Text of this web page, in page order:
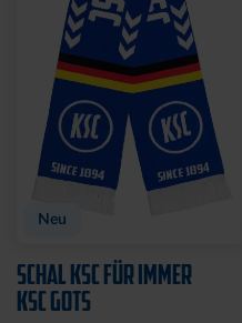
Neu
SCHAL KSC FÜR IMMER
KSC GOTS